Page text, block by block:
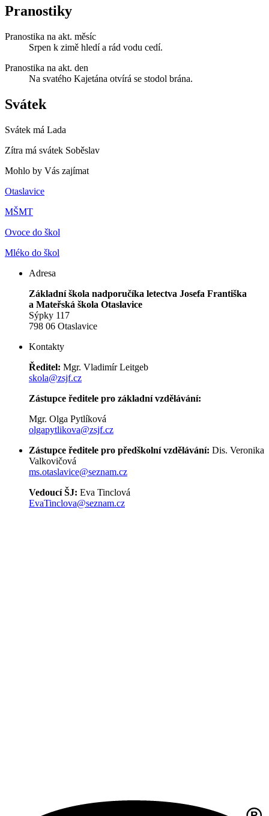
Pranostiky
Pranostika na akt. měsíc
Srpen k zimě hledí a rád vodu cedí.
Pranostika na akt. den
Na svatého Kajetána otvírá se stodol brána.
Svátek
Svátek má Lada
Zítra má svátek Soběslav
Mohlo by Vás zajímat
Otaslavice
MŠMT
Ovoce do škol
Mléko do škol
Adresa
Základní škola nadporučíka letectva Josefa Františka
a Mateřská škola Otaslavice
Sýpky 117
798 06 Otaslavice
Kontakty
Ředitel: Mgr. Vladimír Leitgeb
skola@zsjf.cz
Zástupce ředitele pro základní vzdělávání:
Mgr. Olga Pytlíková
olgapytlikova@zsjf.cz
Zástupce ředitele pro předškolní vzdělávání: Dis. Veronika
Valkovičová
ms.otaslavice@seznam.cz
Vedoucí ŠJ: Eva Tinclová
EvaTinclova@seznam.cz